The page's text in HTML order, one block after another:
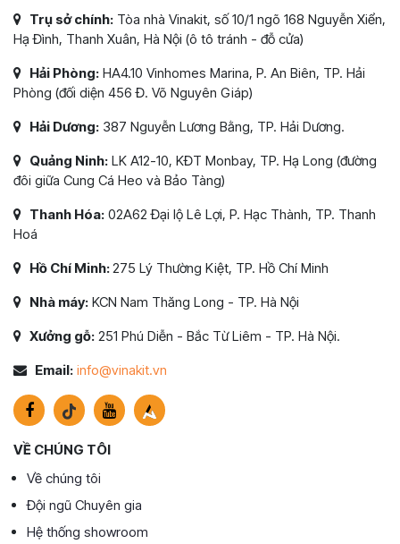
Trụ sở chính: Tòa nhà Vinakit, số 10/1 ngõ 168 Nguyễn Xiển,
Hạ Đình, Thanh Xuân, Hà Nội (ô tô tránh - đỗ cửa)
Hải Phòng: HA4.10 Vinhomes Marina, P. An Biên, TP. Hải
Phòng (đối diện 456 Đ. Võ Nguyên Giáp)
Hải Dương: 387 Nguyễn Lương Bằng, TP. Hải Dương.
Quảng Ninh: LK A12-10, KĐT Monbay, TP. Hạ Long (đường
đôi giữa Cung Cá Heo và Bảo Tàng)
Thanh Hóa: 02A62 Đại lộ Lê Lợi, P. Hạc Thành, TP. Thanh
Hoá
Hồ Chí Minh:275 Lý Thường Kiệt, TP. Hồ Chí Minh
Nhà máy: KCN Nam Thăng Long - TP. Hà Nội
Xưởng gỗ: 251 Phú Diễn - Bắc Từ Liêm - TP. Hà Nội.
Email: info@vinakit.vn
VỀ CHÚNG TÔI
Về chúng tôi
Đội ngũ Chuyên gia
Hệ thống showroom